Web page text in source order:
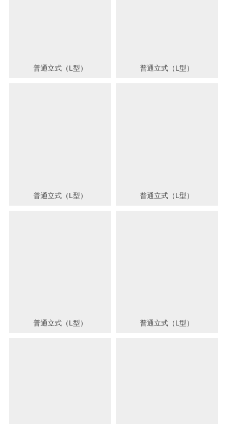
普通立式（L型） 普通立式（L型）
普通立式（L型） 普通立式（L型）
普通立式（L型） 普通立式（L型）